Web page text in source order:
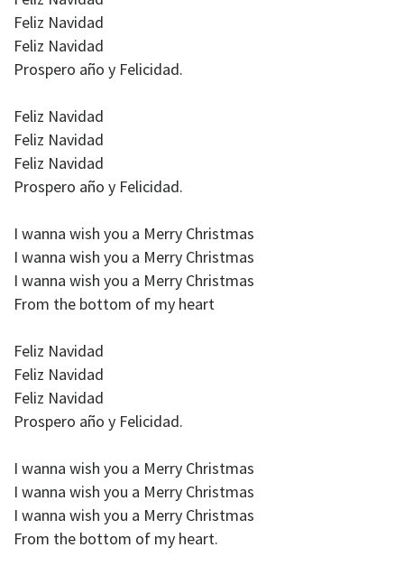
Feliz Navidad
Feliz Navidad
Prospero año y Felicidad.
Feliz Navidad
Feliz Navidad
Feliz Navidad
Prospero año y Felicidad.
I wanna wish you a Merry Christmas
I wanna wish you a Merry Christmas
I wanna wish you a Merry Christmas
From the bottom of my heart
Feliz Navidad
Feliz Navidad
Feliz Navidad
Prospero año y Felicidad.
I wanna wish you a Merry Christmas
I wanna wish you a Merry Christmas
I wanna wish you a Merry Christmas
From the bottom of my heart.